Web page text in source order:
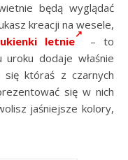
będą wyglądać
kreacji na wesele,
letnie
– to
dodaje właśnie
się któraś z czarnych
się w nich
jaśniejsze kolory,